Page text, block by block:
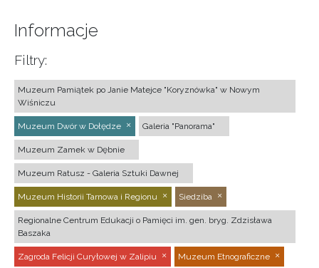
Informacje
Filtry:
Muzeum Pamiątek po Janie Matejce "Koryznówka" w Nowym
Wiśniczu
Muzeum Dwór w Dołędze Galeria "Panorama"
Muzeum Zamek w Dębnie
Muzeum Ratusz - Galeria Sztuki Dawnej
Muzeum Historii Tarnowa i Regionu Siedziba
Regionalne Centrum Edukacji o Pamięci im. gen. bryg. Zdzisława
Baszaka
Zagroda Felicji Curyłowej w Zalipiu Muzeum Etnograficzne